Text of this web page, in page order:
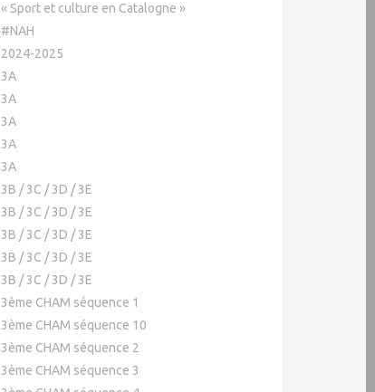
« Sport et culture en Catalogne »
#NAH
2024-2025
3A
3A
3A
3A
3A
3B / 3C / 3D / 3E
3B / 3C / 3D / 3E
3B / 3C / 3D / 3E
3B / 3C / 3D / 3E
3B / 3C / 3D / 3E
3ème CHAM séquence 1
3ème CHAM séquence 10
3ème CHAM séquence 2
3ème CHAM séquence 3